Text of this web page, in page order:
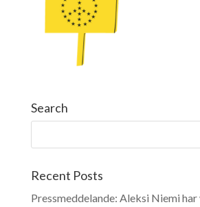
Search
Recent Posts
Pressmeddelande: Aleksi Niemi